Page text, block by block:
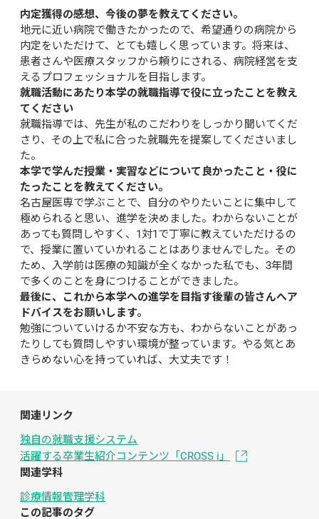
内定獲得の感想、今後の夢を教えてください。
地元に近い病院で働きたかったので、希望通りの病院から
内定をいただけて、とても嬉しく思っています。将来は、
患者さんや医療スタッフから頼りにされる、病院経営を支
えるプロフェッショナルを目指します。
就職活動にあたり本学の就職指導で役に立ったことを教え
てください
就職指導では、先生が私のこだわりをしっかり聞いてくだ
さり、その上で私に合った就職先を提案してくださいまし
た。
本学で学んだ授業・実習などについて良かったこと・役に
たったことを教えてください。
名古屋医専で学ぶことで、自分のやりたいことに集中して
極められると思い、進学を決めました。わからないことが
あっても質問しやすく、1対1で丁寧に教えていただけるの
で、授業に置いていかれることはありませんでした。その
ため、入学前は医療の知識が全くなかった私でも、3年間
で多くのことを身につけることができました。
最後に、これから本学への進学を目指す後輩の皆さんへア
ドバイスをお願いします。
勉強についていけるか不安な方も、わからないことがあっ
たりしても質問しやすい環境が整っています。やる気とあ
きらめない心を持っていれば、大丈夫です！
関連リンク
独自の就職支援システム
活躍する卒業生紹介コンテンツ「CROSS i」
関連学科
診療情報管理学科
この記事のタグ